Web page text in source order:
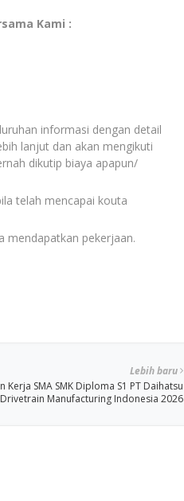
Kami :
informasi dengan detail
lanjut dan akan mengikuti
dikutip biaya apapun/
telah mencapai kouta
mendapatkan pekerjaan.
Lebih baru
Kerja SMA SMK Diploma S1 PT Daihatsu
Drivetrain Manufacturing Indonesia 2026